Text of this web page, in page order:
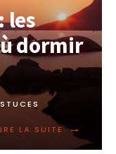
les
dormir
LA SUITE →